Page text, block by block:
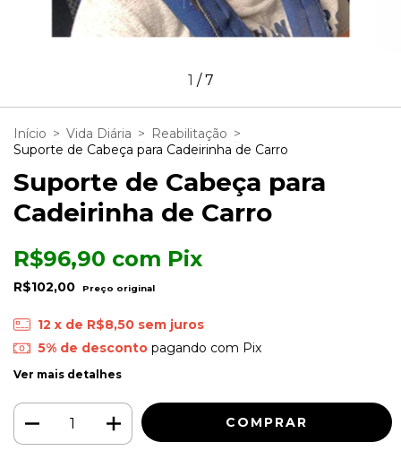
1 /7
Início > Vida Diária > Reabilitação >
Suporte de Cabeça para Cadeirinha de Carro
Suporte de Cabeça para
Cadeirinha de Carro
R$102,00
R$96,90 com Pix
12 x de R$8,50 sem juros
5% de descontopagando com Pix
Ver mais detalhes